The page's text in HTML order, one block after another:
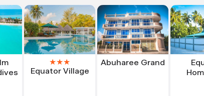
★★★
Equator Village
Abuharee Grand